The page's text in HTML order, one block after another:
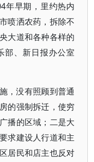
年早期，里约热内
喷洒农药，拆除不
大道和各种各样的
部、新日报办公室
，没有照顾到普通
的强制拆迁，使穷
播的区域；二是大
求建设人行道和主
居民和店主也反对